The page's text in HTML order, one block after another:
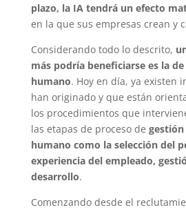
plazo, la IA tendrá un efecto
en la que sus empresas crean y
Considerando todo lo descrito,
más podría beneficiarse es la
humano. Hoy en día, ya existen
han originado y que están
los procedimientos que
las etapas de proceso de
humano como la selección del
experiencia del empleado,
desarrollo.
Comenzando desde el